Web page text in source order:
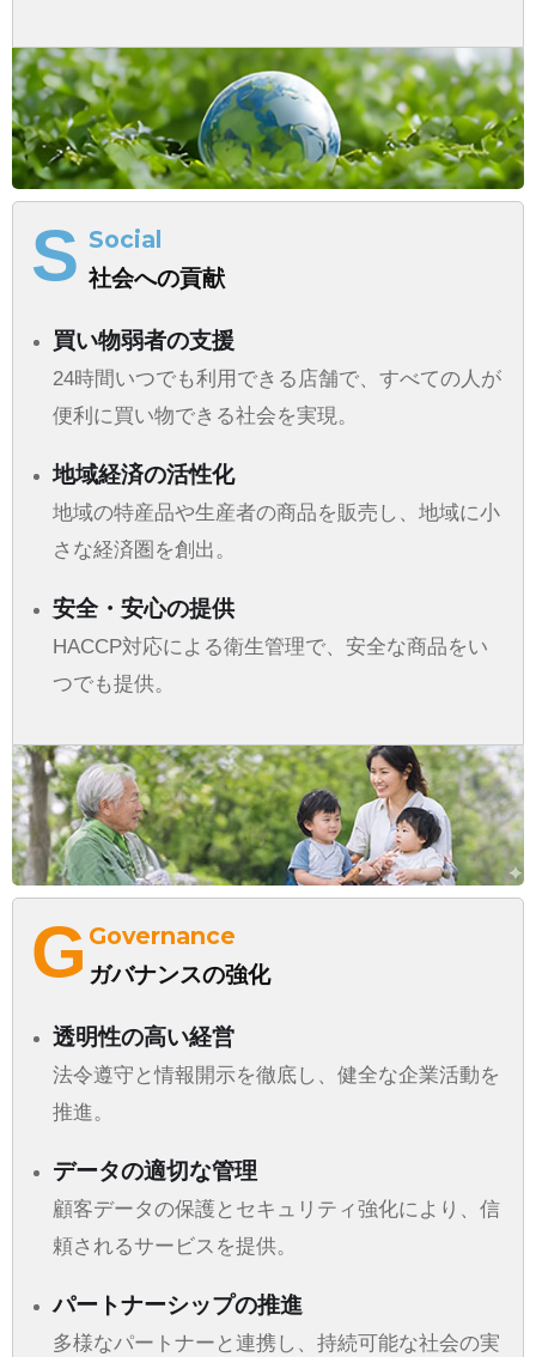
S Social
社会への貢献
買い物弱者の支援
24時間いつでも利用できる店舗で、すべての人が
便利に買い物できる社会を実現。
地域経済の活性化
地域の特産品や生産者の商品を販売し、地域に小
さな経済圏を創出。
安全・安心の提供
HACCP対応による衛生管理で、安全な商品をい
つでも提供。
G Governance
ガバナンスの強化
透明性の高い経営
法令遵守と情報開示を徹底し、健全な企業活動を
推進。
データの適切な管理
顧客データの保護とセキュリティ強化により、信
頼されるサービスを提供。
パートナーシップの推進
多様なパートナーと連携し、持続可能な社会の実